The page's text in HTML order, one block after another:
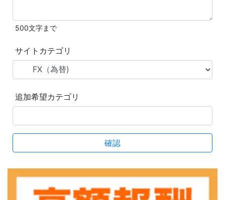
500文字まで
サイトカテゴリ
追加希望カテゴリ
確認